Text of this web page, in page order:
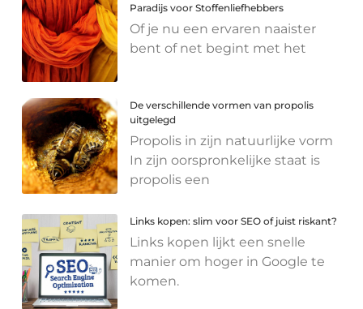
Paradijs voor Stoffenliefhebbers
Of je nu een ervaren naaister
bent of net begint met het
De verschillende vormen van propolis
uitgelegd
Propolis in zijn natuurlijke vorm
In zijn oorspronkelijke staat is
propolis een
Links kopen: slim voor SEO of juist riskant?
Links kopen lijkt een snelle
manier om hoger in Google te
komen.